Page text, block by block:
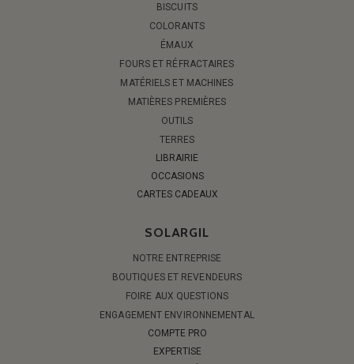
BISCUITS
COLORANTS
ÉMAUX
FOURS ET RÉFRACTAIRES
MATÉRIELS ET MACHINES
MATIÈRES PREMIÈRES
OUTILS
TERRES
LIBRAIRIE
OCCASIONS
CARTES CADEAUX
SOLARGIL
NOTRE ENTREPRISE
BOUTIQUES ET REVENDEURS
FOIRE AUX QUESTIONS
ENGAGEMENT ENVIRONNEMENTAL
COMPTE PRO
EXPERTISE